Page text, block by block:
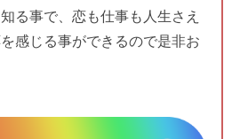
る事で、恋も仕事も人生さえ
感じる事ができるので是非お